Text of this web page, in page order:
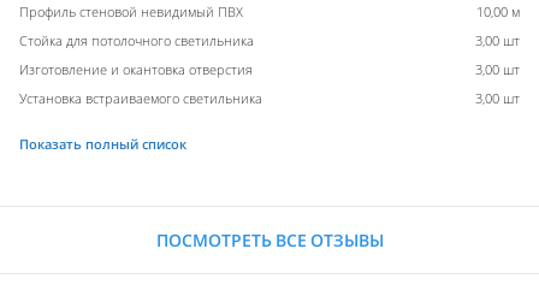
Профиль стеновой невидимый ПВХ
10,00 м
Стойка для потолочного светильника
3,00 шт
Изготовление и окантовка отверстия
3,00 шт
Установка встраиваемого светильника
3,00 шт
Показать полный список
ПОСМОТРЕТЬ ВСЕ ОТЗЫВЫ